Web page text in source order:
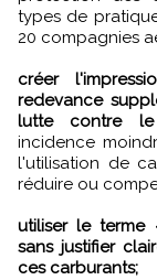
types de
20 compagnies
créer
redevance
lutte contre le
incidence
l'utilisation de
réduire ou
utiliser le terme
sans justifier
ces carburants;